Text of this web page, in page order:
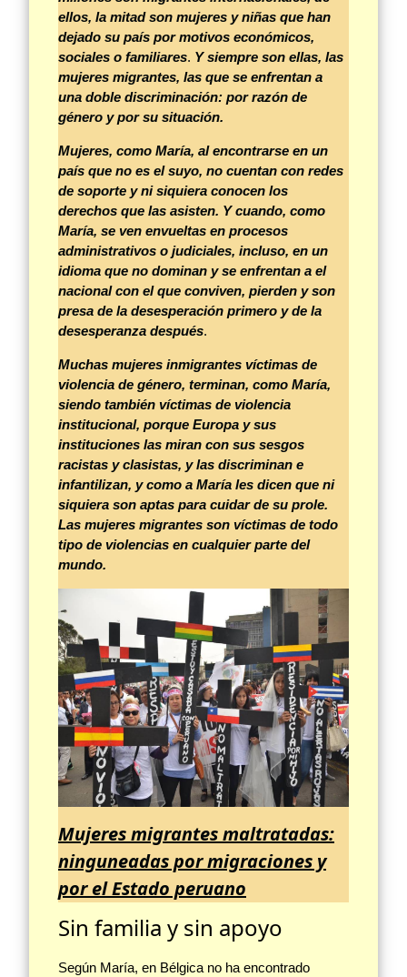
ellos, la mitad son mujeres y niñas que han
dejado su país por motivos económicos,
sociales o familiares. Y siempre son ellas, las
mujeres migrantes, las que se enfrentan a
una doble discriminación: por razón de
género y por su situación.
Mujeres, como María, al encontrarse en un
país que no es el suyo, no cuentan con redes
de soporte y ni siquiera conocen los
derechos que las asisten. Y cuando, como
María, se ven envueltas en procesos
administrativos o judiciales, incluso, en un
idioma que no dominan y se enfrentan a el
nacional con el que conviven, pierden y son
presa de la desesperación primero y de la
desesperanza después.
Muchas mujeres inmigrantes víctimas de
violencia de género, terminan, como María,
siendo también víctimas de violencia
institucional, porque Europa y sus
instituciones las miran con sus sesgos
racistas y clasistas, y las discriminan e
infantilizan, y como a María les dicen que ni
siquiera son aptas para cuidar de su prole.
Las mujeres migrantes son víctimas de todo
tipo de violencias en cualquier parte del
mundo.
Mujeres migrantes maltratadas:
ninguneadas por migraciones y
por el Estado peruano
Sin familia y sin apoyo
Según María, en Bélgica no ha encontrado